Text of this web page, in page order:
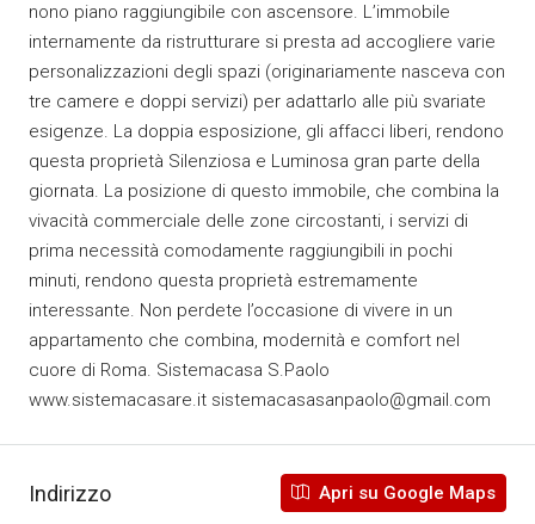
nono piano raggiungibile con ascensore. L’immobile
internamente da ristrutturare si presta ad accogliere varie
personalizzazioni degli spazi (originariamente nasceva con
tre camere e doppi servizi) per adattarlo alle più svariate
esigenze. La doppia esposizione, gli affacci liberi, rendono
questa proprietà Silenziosa e Luminosa gran parte della
giornata. La posizione di questo immobile, che combina la
vivacità commerciale delle zone circostanti, i servizi di
prima necessità comodamente raggiungibili in pochi
minuti, rendono questa proprietà estremamente
interessante. Non perdete l’occasione di vivere in un
appartamento che combina, modernità e comfort nel
cuore di Roma. Sistemacasa S.Paolo
www.sistemacasare.it sistemacasasanpaolo@gmail.com
Indirizzo Apri su Google Maps